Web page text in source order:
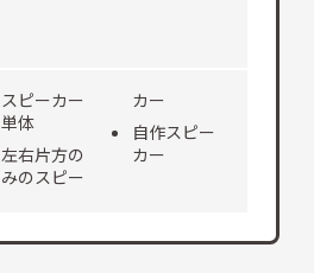
スピーカー
単体
左右片方の
みのスピー
カー
自作スピー
カー